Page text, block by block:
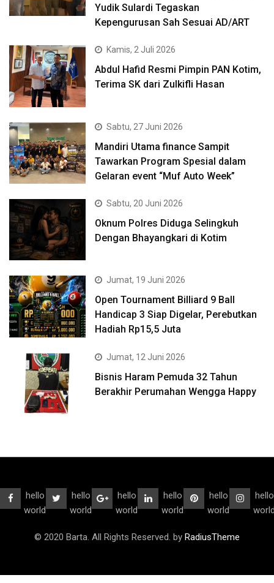
Yudik Sulardi Tegaskan
Kepengurusan Sah Sesuai AD/ART
Kamis, 2 Juli 2026
Abdul Hafid Resmi Pimpin PAN Kotim,
Terima SK dari Zulkifli Hasan
Sabtu, 27 Juni 2026
Mandiri Utama finance Sampit
Tawarkan Program Spesial dalam
Gelaran event “Muf Auto Week”
Sabtu, 20 Juni 2026
Oknum Polres Diduga Selingkuh
Dengan Bhayangkari di Kotim
Jumat, 19 Juni 2026
Open Tournament Billiard 9 Ball
Handicap 3 Siap Digelar, Perebutkan
Hadiah Rp15,5 Juta
Jumat, 12 Juni 2026
Bisnis Haram Pemuda 32 Tahun
Berakhir Perumahan Wengga Happy
hello
world
hello
world
hello
world
hello
world
hello
world
hello
© 2020 Barta. All Rights Reserved. by RadiusTheme